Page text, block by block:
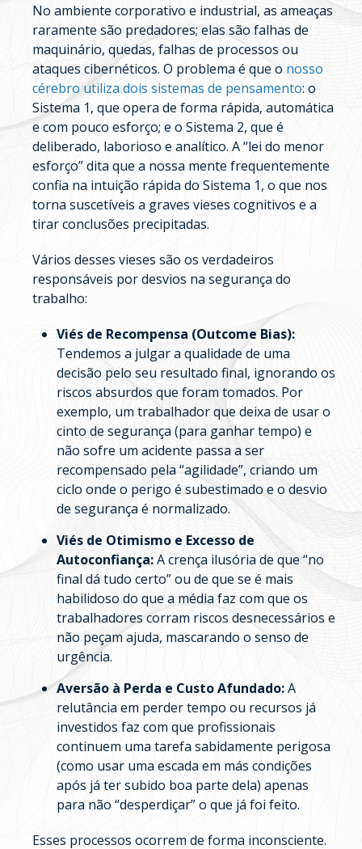
No ambiente corporativo e industrial, as ameaças
raramente são predadores; elas são falhas de
maquinário, quedas, falhas de processos ou
ataques cibernéticos. O problema é que o nosso
cérebro utiliza dois sistemas de pensamento: o
Sistema 1, que opera de forma rápida, automática
e com pouco esforço; e o Sistema 2, que é
deliberado, laborioso e analítico. A “lei do menor
esforço” dita que a nossa mente frequentemente
confia na intuição rápida do Sistema 1, o que nos
torna suscetíveis a graves vieses cognitivos e a
tirar conclusões precipitadas.
Vários desses vieses são os verdadeiros
responsáveis por desvios na segurança do
trabalho:
Viés de Recompensa (Outcome Bias):
Tendemos a julgar a qualidade de uma
decisão pelo seu resultado final, ignorando os
riscos absurdos que foram tomados. Por
exemplo, um trabalhador que deixa de usar o
cinto de segurança (para ganhar tempo) e
não sofre um acidente passa a ser
recompensado pela “agilidade”, criando um
ciclo onde o perigo é subestimado e o desvio
de segurança é normalizado.
Viés de Otimismo e Excesso de
Autoconfiança:A crença ilusória de que “no
final dá tudo certo” ou de que se é mais
habilidoso do que a média faz com que os
trabalhadores corram riscos desnecessários e
não peçam ajuda, mascarando o senso de
urgência.
Aversão à Perda e Custo Afundado:A
relutância em perder tempo ou recursos já
investidos faz com que profissionais
continuem uma tarefa sabidamente perigosa
(como usar uma escada em más condições
após já ter subido boa parte dela) apenas
para não “desperdiçar” o que já foi feito.
Esses processos ocorrem de forma inconsciente.